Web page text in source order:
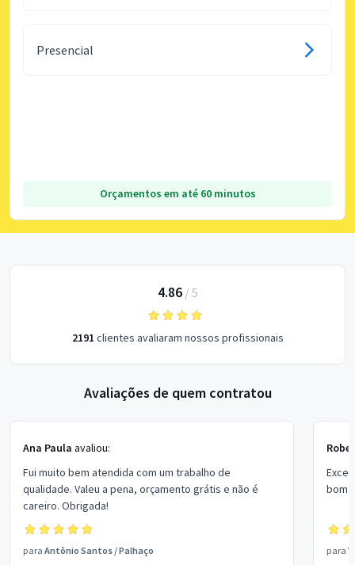
Presencial
Orçamentos em até 60 minutos
4.86/ 5
2191 clientes avaliaram nossos profissionais
Avaliações de quem contratou
Ana Paula avaliou:
Fui muito bem atendida com um trabalho de
qualidade. Valeu a pena, orçamento grátis e não é
careiro. Obrigada!
para Antônio Santos /Palhaço
bom
para